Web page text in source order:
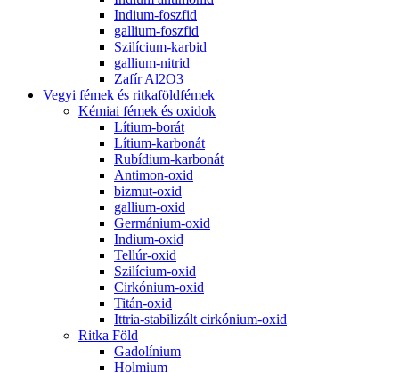
Indium-foszfid
gallium-foszfid
Szilícium-karbid
gallium-nitrid
Zafír Al2O3
Vegyi fémek és ritkaföldfémek
Kémiai fémek és oxidok
Lítium-borát
Lítium-karbonát
Rubídium-karbonát
Antimon-oxid
bizmut-oxid
gallium-oxid
Germánium-oxid
Indium-oxid
Tellúr-oxid
Szilícium-oxid
Cirkónium-oxid
Titán-oxid
Ittria-stabilizált cirkónium-oxid
Ritka Föld
Gadolínium
Holmium